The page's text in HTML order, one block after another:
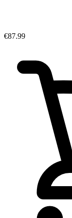
€87.99